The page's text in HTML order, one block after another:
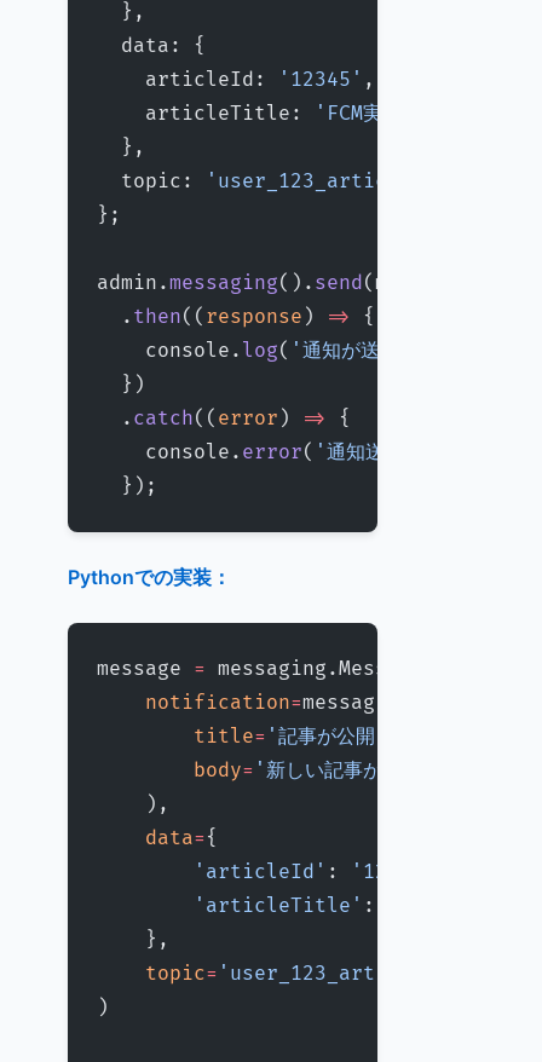
  },
  data: {
    articleId:
'12345' ,
    articleTitle:
'FCM実装ガイド'
  },
  topic:
'user_123_articles'
};
admin.messaging(). send(message)
  .
then(( response ) => {
    console.
log( '通知が送信されました:'
  })
  .
catch(( error ) => {
    console.
error( '通知送信エラー:'
  });
Pythonでの実装：
message = messaging.Message(
    notification
=
        title
= '記事が公開されました'
        body
= '新しい記事がブログに公開さ
    ),
    data
= {
        'articleId'
: '12345'
        'articleTitle'
:
    },
    topic
= 'user_123_articles'
)